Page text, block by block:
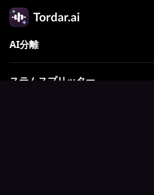
AI分離
ステムスプリッター